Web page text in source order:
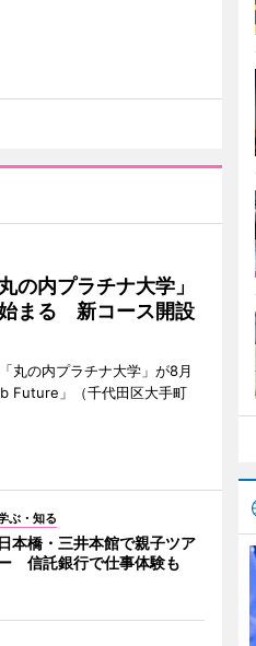
の内プラチナ大学」
まる 新コース開設
丸の内プラチナ大学」が8月
Future」（千代田区大手町
ぶ・知る
日本橋・三井本館で親子ツア
信託銀行で仕事体験も